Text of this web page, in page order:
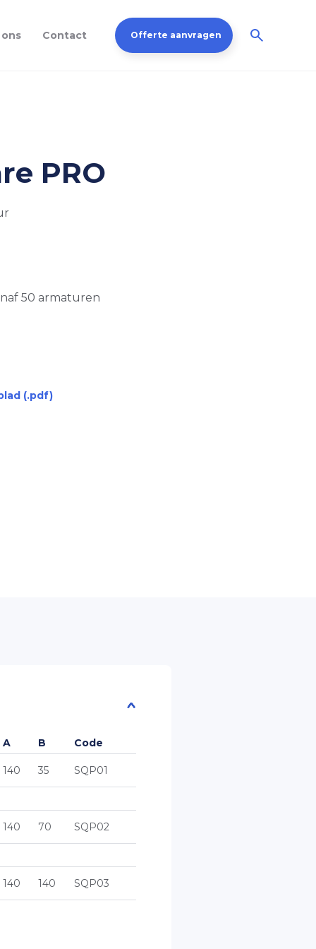
Contact Offerte aanvragen
PRO
50 armaturen
A B Code
140 35 SQP01
140 70 SQP02
140 140 SQP03